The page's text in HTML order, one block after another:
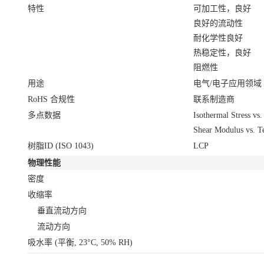
特性
可加工性，良好
良好的流动性
耐化学性良好
热稳定性，良好
阻燃性
用途
电气/电子应用领域
RoHS 合规性
联系制造商
多点数据
Isothermal Stress
Shear Modulus vs.
树脂ID (ISO 1043)
LCP
物理性能
密度
收缩率
垂直流动方向
流动方向
吸水率 (平衡, 23°C, 50% RH)